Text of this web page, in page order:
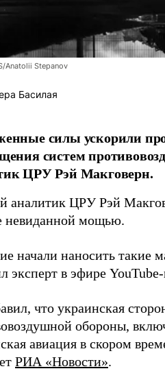
Anatolii Stepanov
Басилая
силы ускорили
систем
ЦРУ Рэй Макговерн.
аналитик ЦРУ Рэй
невиданной мощью.
начали наносить
эксперт в эфире
что украинская
обороны,
авиация в скором
РИА «Новости».